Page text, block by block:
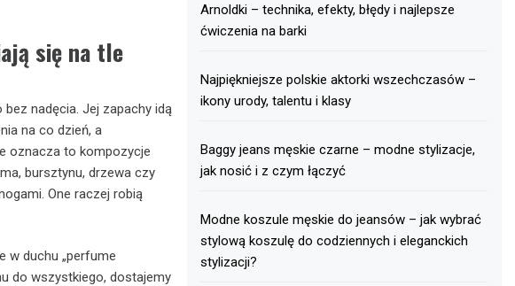
się na tle
nadęcia. Jej zapachy idą
na co dzień, a
oznacza to kompozycje
bursztynu, drzewa czy
One raczej robią
w duchu „perfume
do wszystkiego, dostajemy
Arnoldki – technika, efekty, błędy i najlepsze
ćwiczenia na barki
Najpiękniejsze polskie aktorki wszechczasów –
ikony urody, talentu i klasy
Baggy jeans męskie czarne – modne stylizacje,
jak nosić i z czym łączyć
Modne koszule męskie do jeansów – jak wybrać
stylową koszulę do codziennych i eleganckich
stylizacji?